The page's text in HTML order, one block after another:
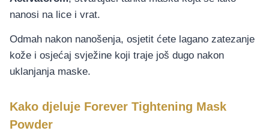
nanosi na lice i vrat.
Odmah nakon nanošenja, osjetit ćete lagano zatezanje
kože i osjećaj svježine koji traje još dugo nakon
uklanjanja maske.
Kako djeluje Forever Tightening Mask
Powder